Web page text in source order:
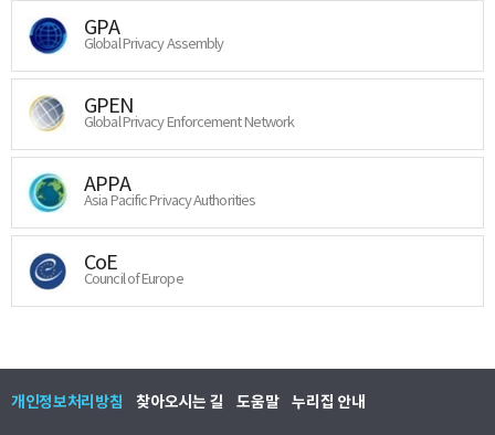
GPA
Global Privacy Assembly
GPEN
Global Privacy Enforcement Network
APPA
Asia Pacific Privacy Authorities
CoE
Council of Europe
개인정보처리방침 찾아오시는 길 도움말 누리집 안내